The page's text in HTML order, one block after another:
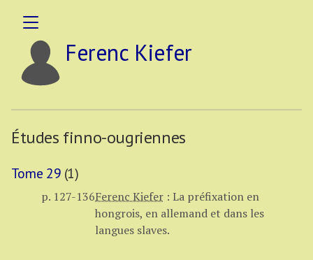
Ferenc Kiefer
Études finno-ougriennes
Tome 29 (1)
p. 127-136Ferenc Kiefer : La préfixation en
hongrois, en allemand et dans les
langues slaves.